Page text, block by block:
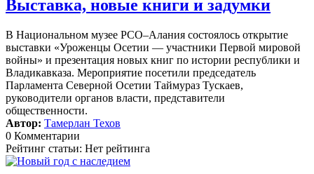
Выставка, новые книги и задумки
В Национальном музее РСО–Алания состоялось открытие
выставки «Уроженцы Осетии — участники Первой мировой
войны» и презентация новых книг по истории республики и
Владикавказа. Мероприятие посетили председатель
Парламента Северной Осетии Таймураз Тускаев,
руководители органов власти, представители
общественности.
Автор: Тамерлан Техов
0 Комментарии
Рейтинг статьи: Нет рейтинга